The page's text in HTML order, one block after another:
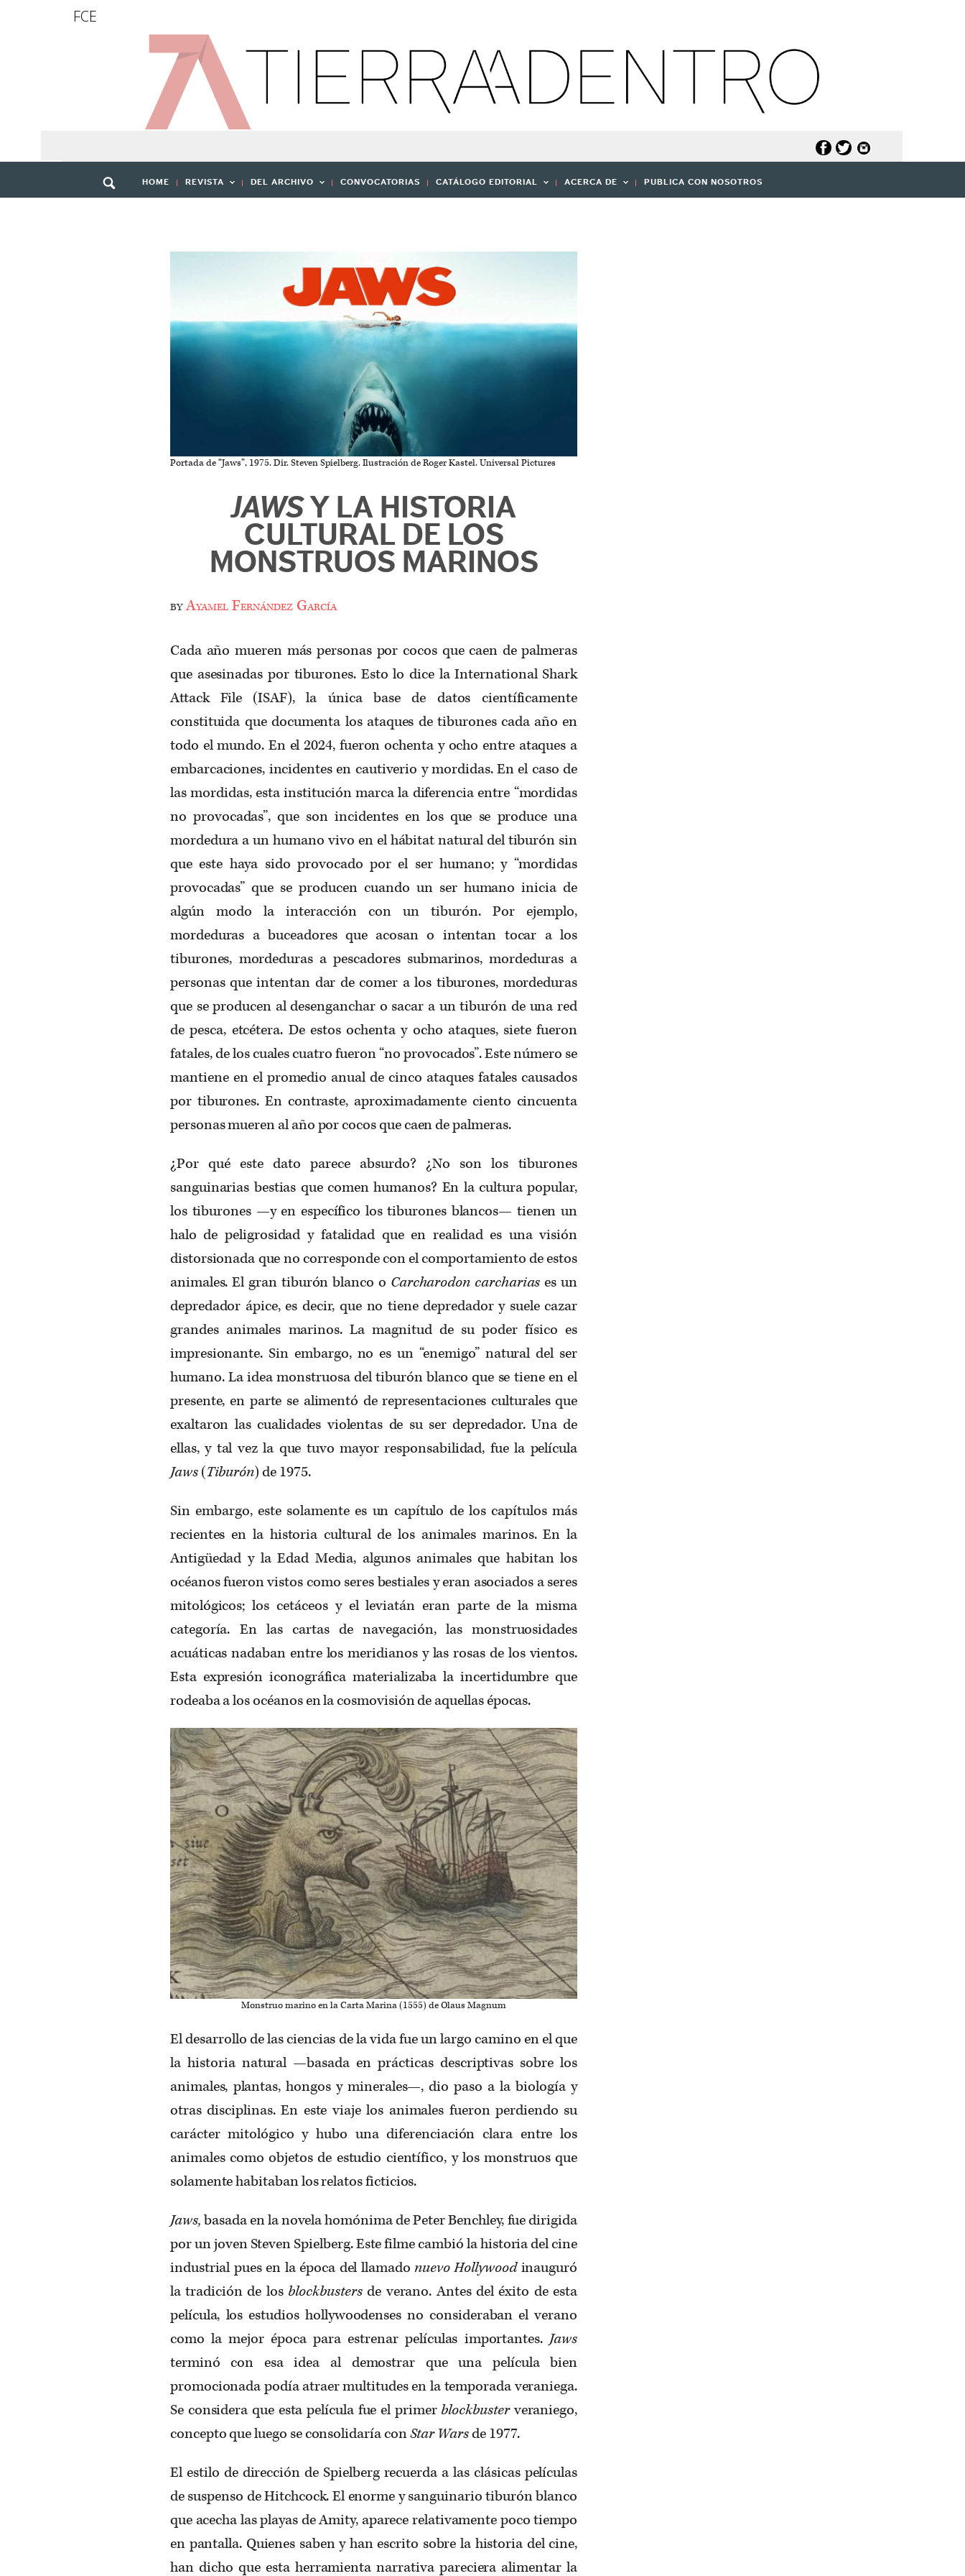
FCE
HOME REVISTA DEL ARCHIVO CONVOCATORIAS CATÁLOGO EDITORIAL ACERCA DE PUBLICA CON NOSOTROS
Portada de “Jaws”, 1975. Dir. Steven Spielberg. Ilustración de Roger Kastel. Universal Pictures
JAWSY LA HISTORIA
CULTURAL DE LOS
MONSTRUOS MARINOS
byAyamel Fernández García
Cada año mueren más personas por cocos que caen de palmeras
que asesinadas por tiburones. Esto lo dice la International Shark
Attack File (ISAF), la única base de datos científicamente
constituida que documenta los ataques de tiburones cada año en
todo el mundo. En el 2024, fueron ochenta y ocho entre ataques a
embarcaciones, incidentes en cautiverio y mordidas. En el caso de
las mordidas, esta institución marca la diferencia entre “mordidas
no provocadas”, que son incidentes en los que se produce una
mordedura a un humano vivo en el hábitat natural del tiburón sin
que este haya sido provocado por el ser humano; y “mordidas
provocadas” que se producen cuando un ser humano inicia de
algún modo la interacción con un tiburón. Por ejemplo,
mordeduras a buceadores que acosan o intentan tocar a los
tiburones, mordeduras a pescadores submarinos, mordeduras a
personas que intentan dar de comer a los tiburones, mordeduras
que se producen al desenganchar o sacar a un tiburón de una red
de pesca, etcétera. De estos ochenta y ocho ataques, siete fueron
fatales, de los cuales cuatro fueron “no provocados”. Este número se
mantiene en el promedio anual de cinco ataques fatales causados
por tiburones. En contraste, aproximadamente ciento cincuenta
personas mueren al año por cocos que caen de palmeras.
¿Por qué este dato parece absurdo? ¿No son los tiburones
sanguinarias bestias que comen humanos? En la cultura popular,
los tiburones —y en específico los tiburones blancos— tienen un
halo de peligrosidad y fatalidad que en realidad es una visión
distorsionada que no corresponde con el comportamiento de estos
animales. El gran tiburón blanco o Carcharodon carcharias es un
depredador ápice, es decir, que no tiene depredador y suele cazar
grandes animales marinos. La magnitud de su poder físico es
impresionante. Sin embargo, no es un “enemigo” natural del ser
humano. La idea monstruosa del tiburón blanco que se tiene en el
presente, en parte se alimentó de representaciones culturales que
exaltaron las cualidades violentas de su ser depredador. Una de
ellas, y tal vez la que tuvo mayor responsabilidad, fue la película
Jaws(Tiburón) de 1975.
Sin embargo, este solamente es un capítulo de los capítulos más
recientes en la historia cultural de los animales marinos. En la
Antigüedad y la Edad Media, algunos animales que habitan los
océanos fueron vistos como seres bestiales y eran asociados a seres
mitológicos; los cetáceos y el leviatán eran parte de la misma
categoría. En las cartas de navegación, las monstruosidades
acuáticas nadaban entre los meridianos y las rosas de los vientos.
Esta expresión iconográfica materializaba la incertidumbre que
rodeaba a los océanos en la cosmovisión de aquellas épocas.
Monstruo marino en la Carta Marina (1555) de Olaus Magnum
El desarrollo de las ciencias de la vida fue un largo camino en el que
la historia natural —basada en prácticas descriptivas sobre los
animales, plantas, hongos y minerales—, dio paso a la biología y
otras disciplinas. En este viaje los animales fueron perdiendo su
carácter mitológico y hubo una diferenciación clara entre los
animales como objetos de estudio científico, y los monstruos que
solamente habitaban los relatos ficticios.
Jaws,basada en la novela homónima de Peter Benchley, fue dirigida
por un joven Steven Spielberg. Este filme cambió la historia del cine
industrial pues en la época del llamadonuevo Hollywoodinauguró
la tradición de los blockbustersde verano. Antes del éxito de esta
película, los estudios hollywoodenses no consideraban el verano
como la mejor época para estrenar películas importantes.Jaws
terminó con esa idea al demostrar que una película bien
promocionada podía atraer multitudes en la temporada veraniega.
Se considera que esta película fue el primer blockbusterveraniego,
concepto que luego se consolidaría conStar Warsde 1977.
El estilo de dirección de Spielberg recuerda a las clásicas películas
de suspenso de Hitchcock. El enorme y sanguinario tiburón blanco
que acecha las playas de Amity, aparece relativamente poco tiempo
en pantalla. Quienes saben y han escrito sobre la historia del cine,
han dicho que esta herramienta narrativa pareciera alimentar la